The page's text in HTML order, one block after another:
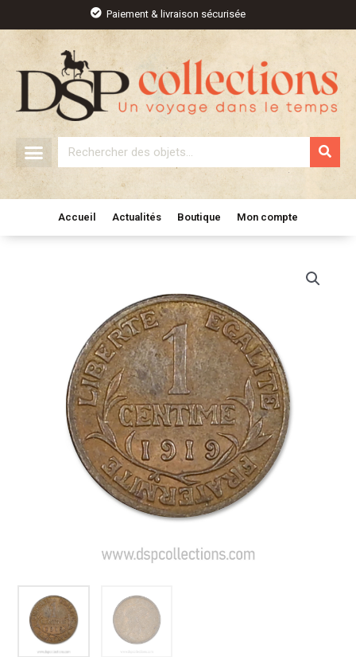
contenu
Paiement & livraison sécurisée
Rechercher
Accueil Actualités Boutique Mon compte